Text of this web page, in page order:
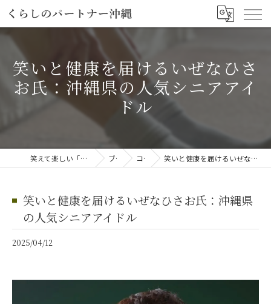
笑いと健康を届けるいぜなひさ
お氏：沖縄県の人気シニアアイ
ドル
笑えて楽しい「笑える介護予防体操教室」 ブログ コラム 笑いと健康を届けるいぜなひさお氏：沖縄県の人気シニアアイドル
笑いと健康を届けるいぜなひさお氏：沖縄県
の人気シニアアイドル
2025/04/12